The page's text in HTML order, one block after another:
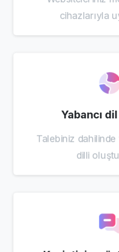
cihazlarıyla
Yabancı
Talebiniz
dilli